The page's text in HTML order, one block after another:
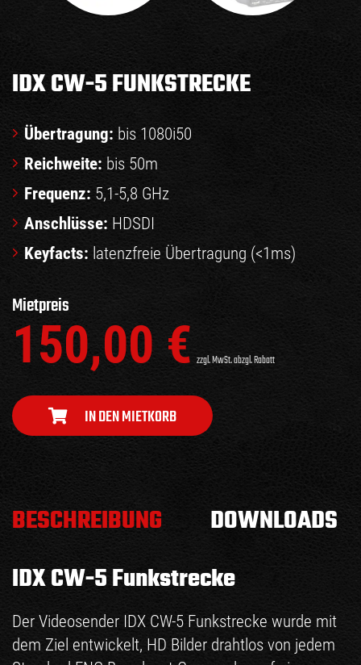
IDX CW-5 FUNKSTRECKE
Übertragung: bis 1080i50
Reichweite: bis 50m
Frequenz: 5,1-5,8 GHz
Anschlüsse: HDSDI
Keyfacts: latenzfreie Übertragung (<1ms)
Mietpreis
150,00 € zzgl. MwSt. abzgl. Rabatt
IN DEN MIETKORB
BESCHREIBUNG
DOWNLOADS
IDX CW-5 Funkstrecke
Der Videosender IDX CW-5 Funkstrecke wurde mit
dem Ziel entwickelt, HD Bilder drahtlos von jedem